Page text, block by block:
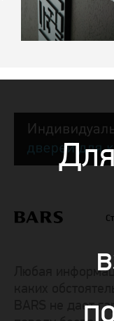
Любая
BARS не дает